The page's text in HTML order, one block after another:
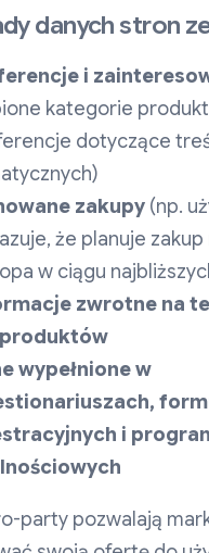
danych stron
i
kategorie
dotyczące
zakupy (np.
że planuje
w ciągu
zwrotne na
wypełnione w
i
party pozwalają